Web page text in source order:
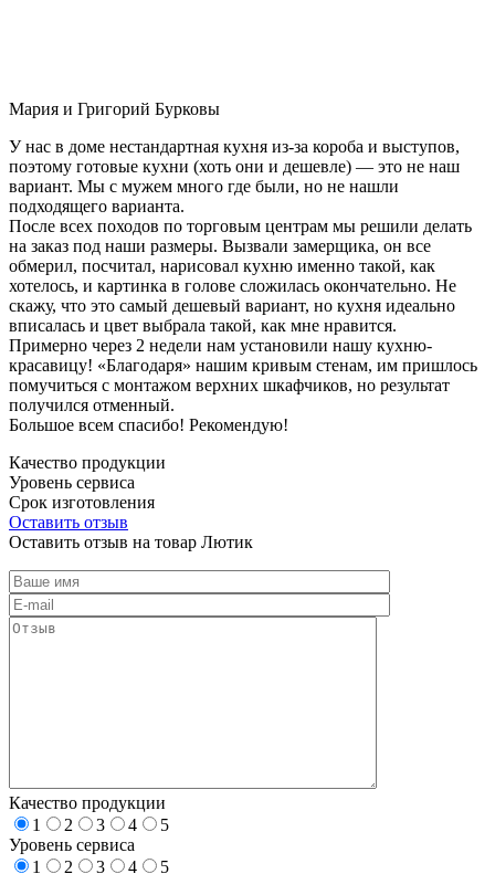
Мария и Григорий Бурковы
У нас в доме нестандартная кухня из-за короба и выступов,
поэтому готовые кухни (хоть они и дешевле) — это не наш
вариант. Мы с мужем много где были, но не нашли
подходящего варианта.
После всех походов по торговым центрам мы решили делать
на заказ под наши размеры. Вызвали замерщика, он все
обмерил, посчитал, нарисовал кухню именно такой, как
хотелось, и картинка в голове сложилась окончательно. Не
скажу, что это самый дешевый вариант, но кухня идеально
вписалась и цвет выбрала такой, как мне нравится.
Примерно через 2 недели нам установили нашу кухню-
красавицу! «Благодаря» нашим кривым стенам, им пришлось
помучиться с монтажом верхних шкафчиков, но результат
получился отменный.
Большое всем спасибо! Рекомендую!
Качество продукции
Уровень сервиса
Срок изготовления
Оставить отзыв
Оставить отзыв на товар Лютик
Качество продукции
1
2 3 4
5
Уровень сервиса
1
2 3 4
5